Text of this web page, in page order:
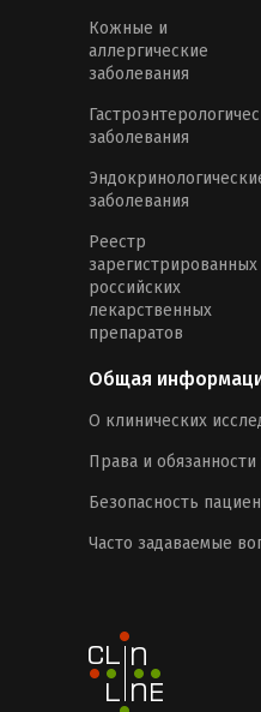
Кожные и
аллергические
заболевания
заболевания
заболевания
Реестр
зарегистрированных
российских
лекарственных
препаратов
Общая
О клинических
Права и обязанности
Безопасность
Часто задаваемые